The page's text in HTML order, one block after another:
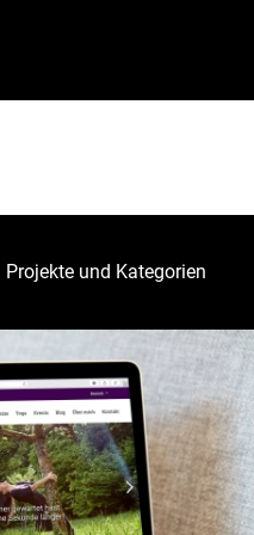
Projekte und Kategorien